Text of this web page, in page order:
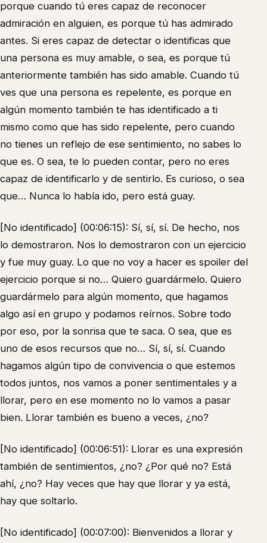
porque cuando tú eres capaz de reconocer
admiración en alguien, es porque tú has admirado
antes. Si eres capaz de detectar o identificas que
una persona es muy amable, o sea, es porque tú
anteriormente también has sido amable. Cuando tú
ves que una persona es repelente, es porque en
algún momento también te has identificado a ti
mismo como que has sido repelente, pero cuando
no tienes un reflejo de ese sentimiento, no sabes lo
que es. O sea, te lo pueden contar, pero no eres
capaz de identificarlo y de sentirlo. Es curioso, o sea
que… Nunca lo había ido, pero está guay.
[No identificado] (00:06:15): Sí, sí, sí. De hecho, nos
lo demostraron. Nos lo demostraron con un ejercicio
y fue muy guay. Lo que no voy a hacer es spoiler del
ejercicio porque si no… Quiero guardármelo. Quiero
guardármelo para algún momento, que hagamos
algo así en grupo y podamos reírnos. Sobre todo
por eso, por la sonrisa que te saca. O sea, que es
uno de esos recursos que no… Sí, sí, sí. Cuando
hagamos algún tipo de convivencia o que estemos
todos juntos, nos vamos a poner sentimentales y a
llorar, pero en ese momento no lo vamos a pasar
bien. Llorar también es bueno a veces, ¿no?
[No identificado] (00:06:51): Llorar es una expresión
también de sentimientos, ¿no? ¿Por qué no? Está
ahí, ¿no? Hay veces que hay que llorar y ya está,
hay que soltarlo.
[No identificado] (00:07:00): Bienvenidos a llorar y